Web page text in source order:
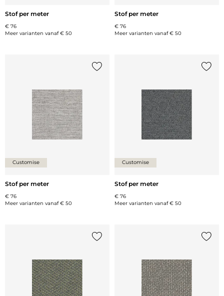
Stof per meter
€ 76
Meer varianten vanaf€ 50
Stof per meter
€ 76
Meer varianten vanaf€ 50
Customise
Stof per meter
€ 76
Meer varianten vanaf€ 50
Customise
Stof per meter
€ 76
Meer varianten vanaf€ 50